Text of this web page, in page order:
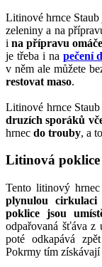
Litinové hrnce
zeleniny a na
ina přípravu
je třeba i na pečení
v něm ale můžete
restovat maso.
Litinové hrnce
druzích sporáků
hrnec do trouby, a
Litinová poklice
Tento litinový
plynulou
poklice jsou
odpařovaná šťáva z
poté odkapává
Pokrmy tím získávají